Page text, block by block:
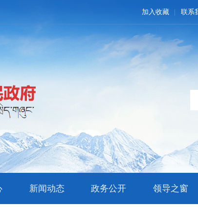
加入收藏 联系
新闻动态 政务公开 领导之窗